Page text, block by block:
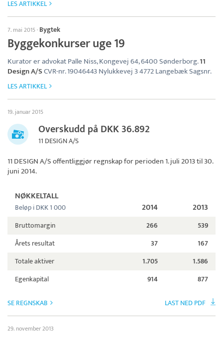
LES ARTIKKEL
7. mai 2015· Bygtek
Byggekonkurser uge 19
Kurator er advokat Palle Niss, Kongevej 64, 6400 Sønderborg.11
Design A/SCVR-nr. 19046443 Nylukkevej 3 4772 Langebæk Sagsnr.
LES ARTIKKEL
19. januar 2015
Overskudd på DKK 36.892
11 DESIGN A/S
11 DESIGN A/Soffentliggjør regnskap for perioden 1. juli 2013 til 30.
juni 2014.
NØKKELTALL
Beløp i DKK 1 000 2014 2013
Bruttomargin 266
539
Årets resultat
37
167
Totale aktiver
1.705
1.586
Egenkapital
914 877
SE REGNSKAB LAST NED PDF
29. november 2013